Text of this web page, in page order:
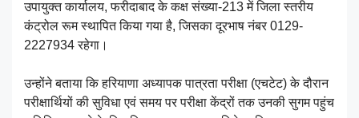
उपायुक्त कार्यालय, फरीदाबाद के कक्ष संख्या-213 में जिला स्तरीय
कंट्रोल रूम स्थापित किया गया है, जिसका दूरभाष नंबर 0129-
2227934 रहेगा।
उन्होंने बताया कि हरियाणा अध्यापक पात्रता परीक्षा (एचटेट) के दौरान
परीक्षार्थियों की सुविधा एवं समय पर परीक्षा केंद्रों तक उनकी सुगम पहुंच